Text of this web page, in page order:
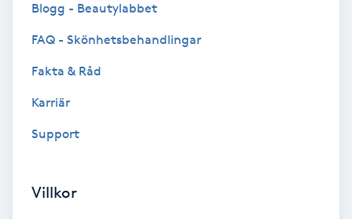
Hudföryngring
Hudvård
Hyaluronsyra
Hyperhidros
Blogg - Beautylabbet
FAQ - Skönhetsbehandlingar
Fakta & Råd
Karriär
Support
Villkor